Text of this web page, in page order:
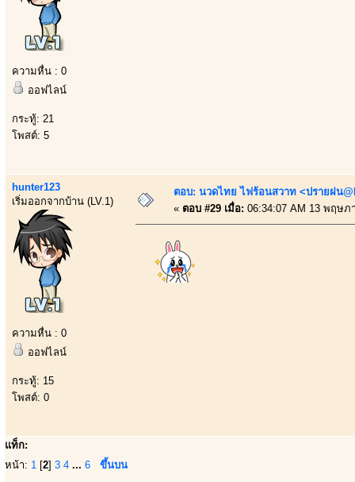
ความหื่น : 0
ออฟไลน์
กระทู้: 21
โพสต์: 5
hunter123
เริ่มออกจากบ้าน (LV.1)
ความหื่น : 0
ออฟไลน์
กระทู้: 15
โพสต์: 0
ตอบ: นวดไทย ไฟร้อนสวาท <ปรายฝน
« ตอบ #29 เมื่อ: 06:34:07 AM 13 พฤษภ
แท็ก:
หน้า: 1 [2] 3 4 ... 6 ขึ้นบน